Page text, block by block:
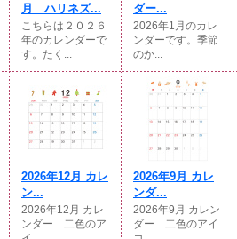
月 ハリネズ...
こちらは２０２６
年のカレンダーで
す。たく...
ダー...
2026年1月のカレ
ンダーです。季節
のか...
2026年12月 カレ
ン...
2026年12月 カレ
ンダー 二色のア
2026年9月 カレ
ンダ...
2026年9月 カレン
ダー 二色のアイ